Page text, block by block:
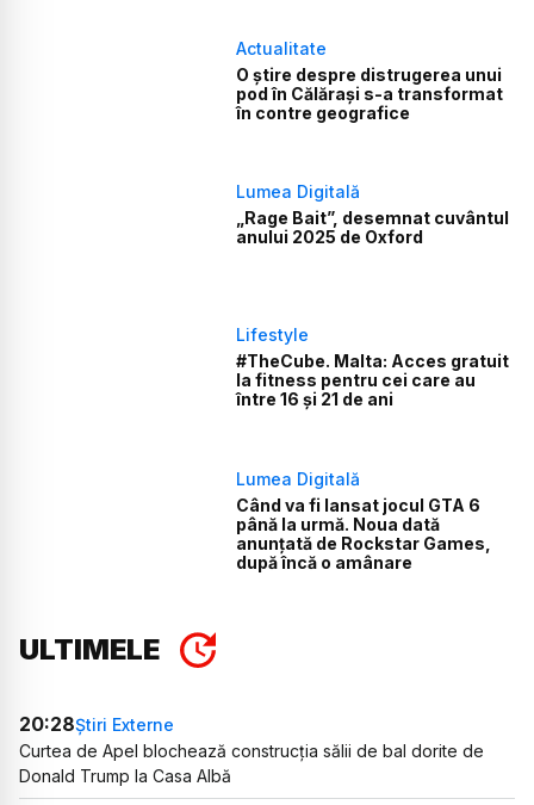
Actualitate
O știre despre distrugerea unui
pod în Călărași s-a transformat
în contre geografice
Lumea Digitală
„Rage Bait”, desemnat cuvântul
anului 2025 de Oxford
Lifestyle
#TheCube. Malta: Acces gratuit
la fitness pentru cei care au
între 16 și 21 de ani
Lumea Digitală
Când va fi lansat jocul GTA 6
până la urmă. Noua dată
anunțată de Rockstar Games,
după încă o amânare
ULTIMELE
20:28Știri Externe
Curtea de Apel blochează construcția sălii de bal dorite de
Donald Trump la Casa Albă